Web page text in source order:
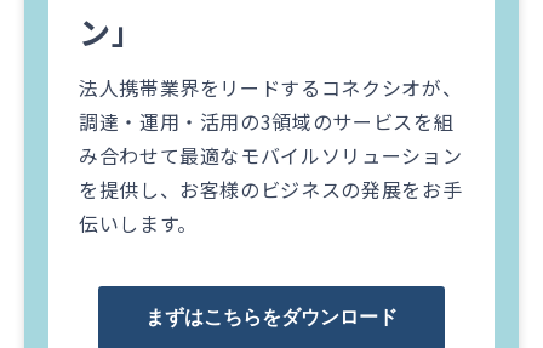
ン」
法人携帯業界をリードするコネクシオが、
調達・運用・活用の3領域のサービスを組
み合わせて最適なモバイルソリューション​
を提供し、お客様のビジネスの発展をお手
伝いします。​
まずはこちらをダウンロード